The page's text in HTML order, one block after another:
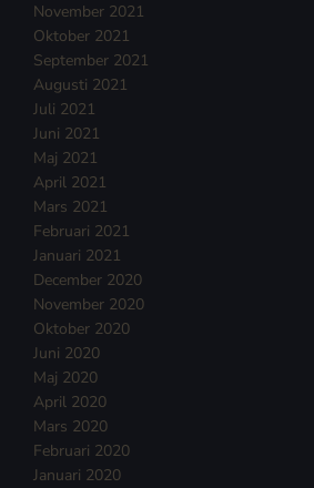
November 2021
Oktober 2021
September 2021
Augusti 2021
Juli 2021
Juni 2021
Maj 2021
April 2021
Mars 2021
Februari 2021
Januari 2021
December 2020
November 2020
Oktober 2020
Juni 2020
Maj 2020
April 2020
Mars 2020
Februari 2020
Januari 2020